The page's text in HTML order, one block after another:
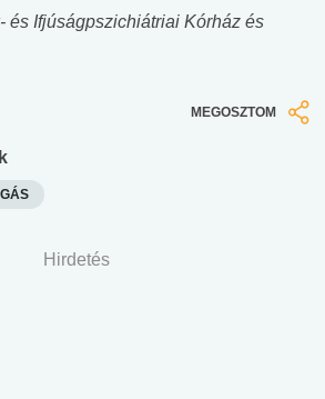
és Ifjúságpszichiátriai Kórház és
MEGOSZTOM
Hirdetés